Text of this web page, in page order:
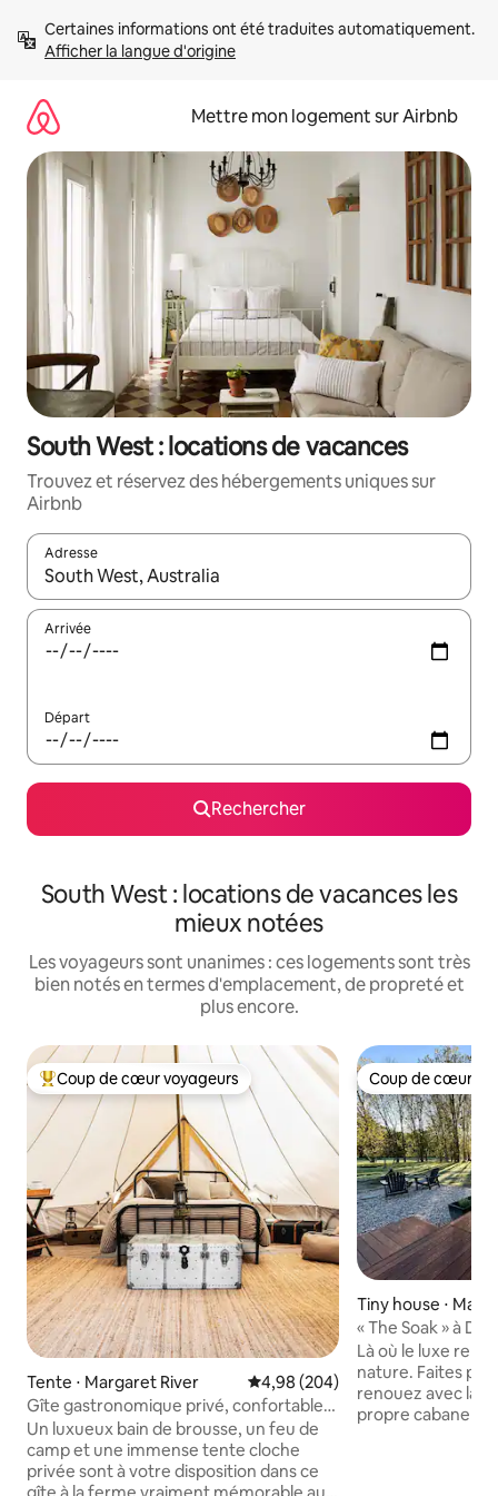
directement
Afficher la langue d'origine
Mettre mon logement sur Airbnb
South West : locations de vacances
Trouvez et réservez des hébergements uniques sur
Airbnb
Adresse
Lorsque les résultats s'affichent, utilisez les flèches vers le
Arrivée
Départ
Rechercher
South West : locations de vacances les
mieux notées
Les voyageurs sont unanimes : ces logements sont très
bien notés en termes d'emplacement, de propreté et
plus encore.
Coups de cœur voyageurs les plus appréciés
Coup de cœur voyageurs
Tente ⋅ Margaret River Évaluation moyenne sur la
4,98 (204)
Gîte gastronomique privé, confortable
et luxueux + feu de camp
Un luxueux bain de brousse, un feu de
camp et une immense tente cloche
privée sont à votre disposition dans ce
Coup de cœur
Coup de cœur
Tiny house ⋅
« The Soak » à
Là où le luxe
nature. Faites plaisir à vos sens et
renouez avec la
propre cabane